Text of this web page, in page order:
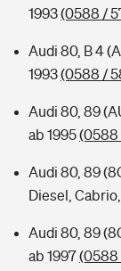
1993(0588 /
Audi 80, B 4
1993(0588 /
Audi 80, 89
ab 1995(0588
Audi 80, 89
Diesel,
Audi 80, 89
ab 1997(0588